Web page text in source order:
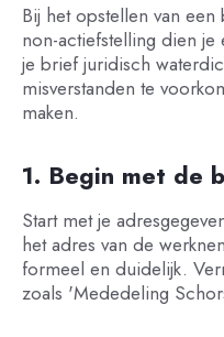
Bij het opstellen van
non-actiefstelling dien je
je brief juridisch
misverstanden te
maken.
1. Begin met de
Start met je
het adres van de
formeel en duidelijk.
zoals 'Mededeling